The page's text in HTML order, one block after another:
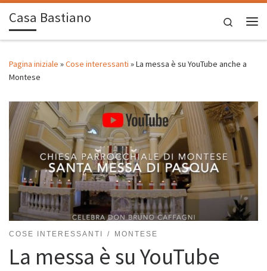
Passa al contenuto
Casa Bastiano
Search
Pagina iniziale »Cose interessanti »La messa è su YouTube anche a
Montese
COSE INTERESSANTI MONTESE
La messa è su YouTube